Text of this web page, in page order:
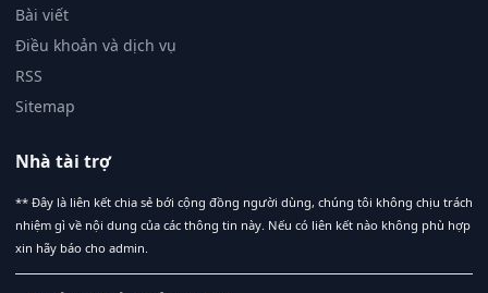
Bài viết
Điều khoản và dịch vụ
RSS
Sitemap
Nhà tài trợ
** Đây là liên kết chia sẻ bới cộng đồng người dùng, chúng tôi không chịu trách
nhiệm gì về nội dung của các thông tin này. Nếu có liên kết nào không phù hợp
xin hãy báo cho admin.